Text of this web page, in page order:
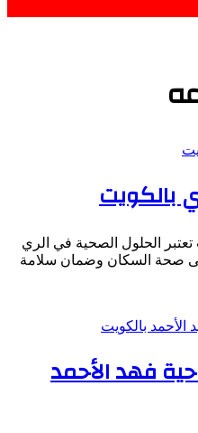
بالكويت
الحلول الصحية في الري
صحة السكان وضمان سلامة
فهد الأحمد